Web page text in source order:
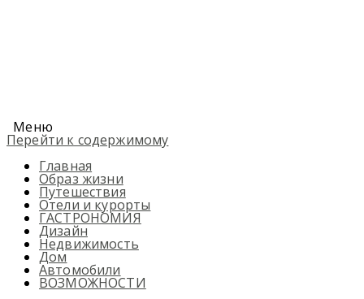
Меню
Перейти к содержимому
Главная
Образ жизни
Путешествия
Отели и курорты
ГАСТРОНОМИЯ
Дизайн
Недвижимость
Дом
Автомобили
ВОЗМОЖНОСТИ